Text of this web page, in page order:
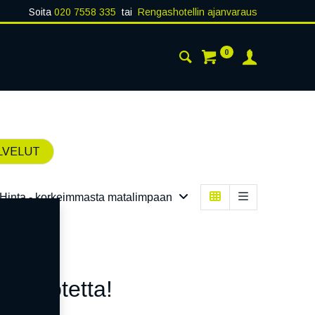
Soita 020 7558 335 tai Rengashotellin ajanvaraus
0
Hinta - korkeimmasta matalimpaan
tuotetta!